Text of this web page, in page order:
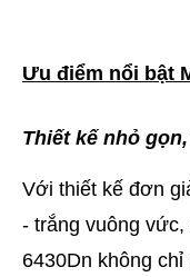
Ưu điểm nổi bật
Thiết kế nhỏ
Với thiết kế đơn
- trắng vuông
6430Dn không